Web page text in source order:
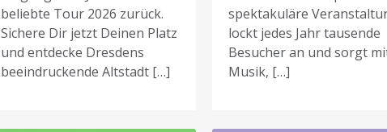
beliebte Tour 2026 zurück.
Sichere Dir jetzt Deinen Platz
und entdecke Dresdens
beeindruckende Altstadt […]
spektakuläre
lockt jedes Jahr tausende
Besucher an und sorgt
Musik, […]